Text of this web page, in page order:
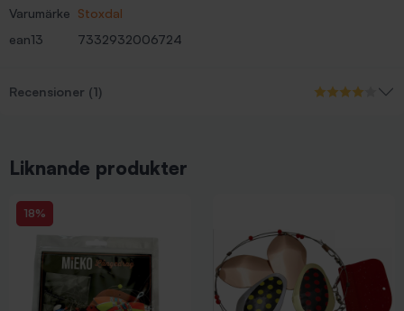
Varumärke Stoxdal
ean13
7332932006724
Recensioner (1)
Liknande produkter
18%